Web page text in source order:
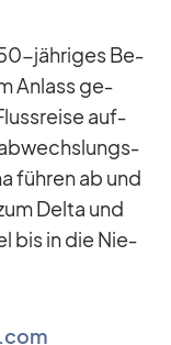
50-jäh­ri­ges Be­
An­lass ge­
auf­
füh­ren ab und
Delta und
bis in die Nie­